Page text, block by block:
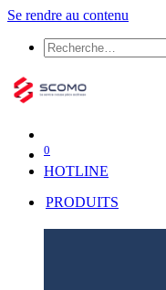
Se rendre au contenu
0
HOTLINE
PRODUITS